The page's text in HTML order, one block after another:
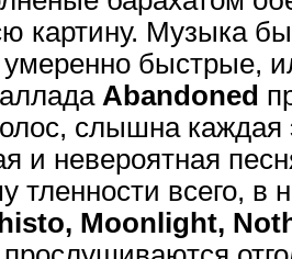
картину. Музыка
быстрые,
Abandoned
слышна
и невероятная
тленности всего, в
Moonlight,